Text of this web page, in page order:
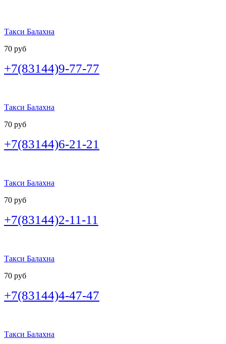
Такси Балахна
70 руб
+7(83144)9-77-77
Такси Балахна
70 руб
+7(83144)6-21-21
Такси Балахна
70 руб
+7(83144)2-11-11
Такси Балахна
70 руб
+7(83144)4-47-47
Такси Балахна